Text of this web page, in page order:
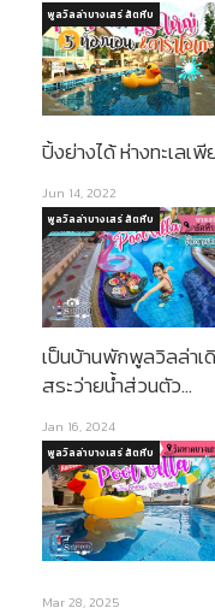
ปิ้งย่างได้ ห่างทะเลเ
พูลวิลล่าบางเสร่ สัตหีบ
Jun 14, 2022
เป็นบ้านพักพูลวิลล่าเดิ
สระว่ายน้ำส่วนตัว…
พูลวิลล่าบางเสร่ สัตหีบ
Jan 16, 2024
พูลวิลล่าบางเสร่ สัตหีบ
Mar 28, 2025